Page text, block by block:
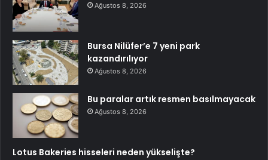
Ağustos 8, 2026
Bursa Nilüfer’e 7 yeni park
kazandırılıyor
Ağustos 8, 2026
Bu paralar artık resmen basılmayacak
Ağustos 8, 2026
Lotus Bakeries hisseleri neden yükselişte?